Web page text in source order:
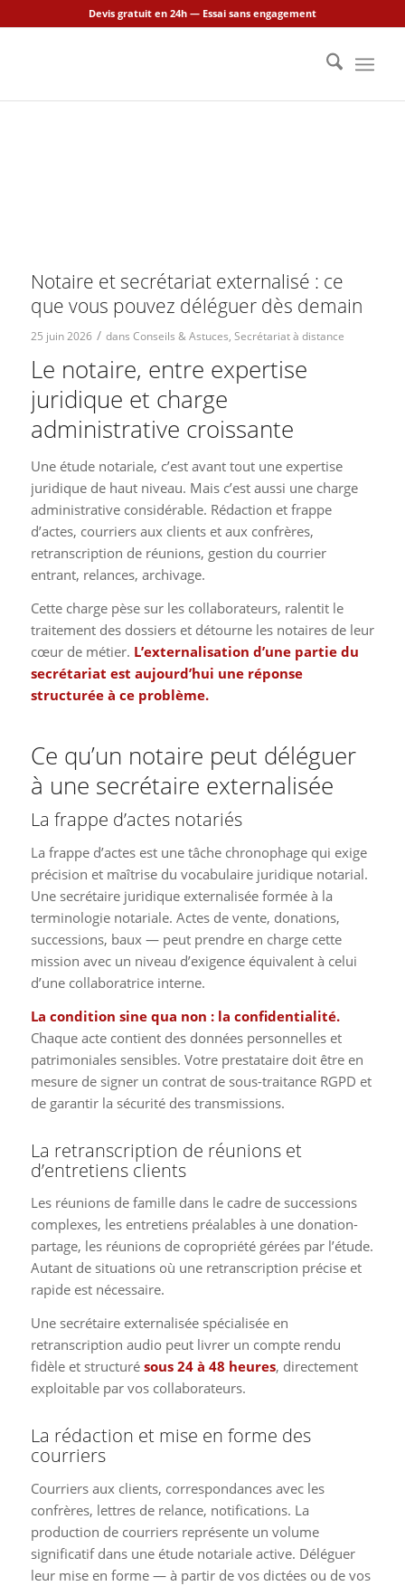
Devis gratuit en 24h — Essai sans engagement
Notaire et secrétariat externalisé : ce
que vous pouvez déléguer dès demain
25 juin 2026 / dans Conseils & Astuces, Secrétariat à distance
Le notaire, entre expertise
juridique et charge
administrative croissante
Une étude notariale, c’est avant tout une expertise
juridique de haut niveau. Mais c’est aussi une charge
administrative considérable. Rédaction et frappe
d’actes, courriers aux clients et aux confrères,
retranscription de réunions, gestion du courrier
entrant, relances, archivage.
Cette charge pèse sur les collaborateurs, ralentit le
traitement des dossiers et détourne les notaires de leur
cœur de métier. L’externalisation d’une partie du
secrétariat est aujourd’hui une réponse
structurée à ce problème.
Ce qu’un notaire peut déléguer
à une secrétaire externalisée
La frappe d’actes notariés
La frappe d’actes est une tâche chronophage qui exige
précision et maîtrise du vocabulaire juridique notarial.
Une secrétaire juridique externalisée formée à la
terminologie notariale. Actes de vente, donations,
successions, baux — peut prendre en charge cette
mission avec un niveau d’exigence équivalent à celui
d’une collaboratrice interne.
La condition sine qua non : la confidentialité.
Chaque acte contient des données personnelles et
patrimoniales sensibles. Votre prestataire doit être en
mesure de signer un contrat de sous-traitance RGPD et
de garantir la sécurité des transmissions.
La retranscription de réunions et
d’entretiens clients
Les réunions de famille dans le cadre de successions
complexes, les entretiens préalables à une donation-
partage, les réunions de copropriété gérées par l’étude.
Autant de situations où une retranscription précise et
rapide est nécessaire.
Une secrétaire externalisée spécialisée en
retranscription audio peut livrer un compte rendu
fidèle et structuré sous 24 à 48 heures, directement
exploitable par vos collaborateurs.
La rédaction et mise en forme des
courriers
Courriers aux clients, correspondances avec les
confrères, lettres de relance, notifications. La
production de courriers représente un volume
significatif dans une étude notariale active. Déléguer
leur mise en forme — à partir de vos dictées ou de vos